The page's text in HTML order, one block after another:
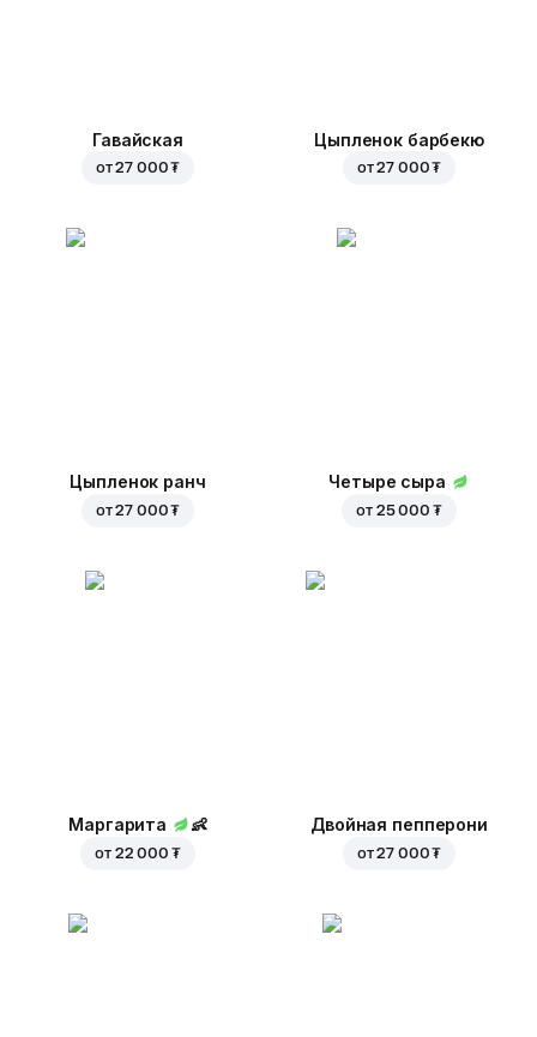
Гавайская
от27 000 ₮
Цыпленок барбекю
от27 000 ₮
Цыпленок ранч
от27 000 ₮
Четыре сыра
от 25 000 ₮
Маргарита 👶
от 22 000 ₮
Двойная пепперони
от27 000 ₮